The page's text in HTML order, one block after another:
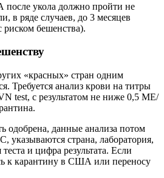
укола должно пройти не
в ряде случаев, до 3 месяцев
риском бешенства).
«красных» стран одним
Требуется анализ крови на титры
test, с результатом не ниже 0,5 МЕ/
одобрена, данные анализа потом
указываются страна, лаборатория,
и цифра результата. Если
к карантину в США или переносу